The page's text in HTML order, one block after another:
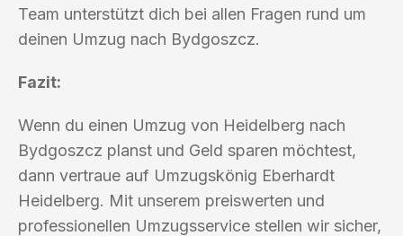
Team unterstützt dich bei allen Fragen rund um
deinen Umzug nach Bydgoszcz.
Fazit:
Wenn du einen Umzug von Heidelberg nach
Bydgoszcz planst und Geld sparen möchtest,
dann vertraue auf Umzugskönig Eberhardt
Heidelberg. Mit unserem preiswerten und
professionellen Umzugsservice stellen wir sicher,